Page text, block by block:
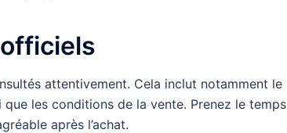
attentivement. Cela inclut notamment le
les conditions de la vente. Prenez le temps
après l’achat.